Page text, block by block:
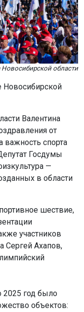
Новосибирской области
Новосибирской
Валентина
от
важность спорта
Госдумы
—
в области
шествие,
участников
Сергей Ахапов,
2025 год было
объектов: